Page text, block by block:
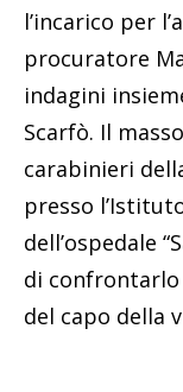
l’incarico per
procuratore
indagini
Scarfò. Il
carabinieri
presso
dell’ospedale
di
del capo della